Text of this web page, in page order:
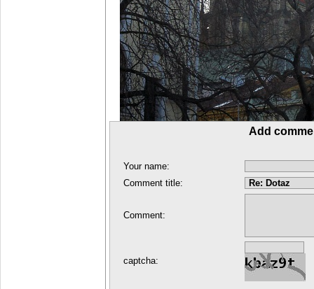
Add
Your name:
Comment title:
Comment:
captcha: